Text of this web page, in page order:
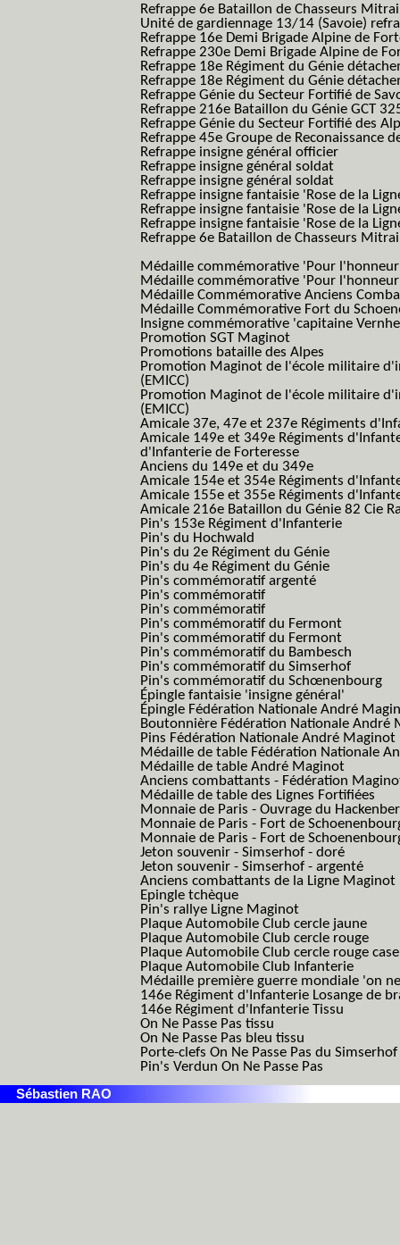
Refrappe 6e Bataillon de Chasseurs
Unité de gardiennage 13/14 (Savoie)
Refrappe 16e Demi Brigade Alpine de
Refrappe 230e Demi Brigade Alpine de
Refrappe 18e Régiment du Génie
Refrappe 18e Régiment du Génie
Refrappe Génie du Secteur Fortifié de
Refrappe 216e Bataillon du Génie GCT
Refrappe Génie du Secteur Fortifié des
Refrappe 45e Groupe de Reconaissance
Refrappe insigne général officier
Refrappe insigne général soldat
Refrappe insigne général soldat
Refrappe insigne fantaisie 'Rose de la
Refrappe insigne fantaisie 'Rose de la
Refrappe insigne fantaisie 'Rose de la
Refrappe 6e Bataillon de Chasseurs
Médaille commémorative 'Pour
Médaille commémorative 'Pour
Médaille Commémorative Anciens
Médaille Commémorative Fort du
Insigne commémorative 'capitaine
Promotion SGT Maginot
Promotions bataille des Alpes
Promotion Maginot de l'école militaire
(EMICC)
Promotion Maginot de l'école militaire
(EMICC)
Amicale 37e, 47e et 237e Régiments
Amicale 149e et 349e Régiments
d'Infanterie de Forteresse
Anciens du 149e et du 349e
Amicale 154e et 354e Régiments
Amicale 155e et 355e Régiments
Amicale 216e Bataillon du Génie 82 Cie
Pin's 153e Régiment d'Infanterie
Pin's du Hochwald
Pin's du 2e Régiment du Génie
Pin's du 4e Régiment du Génie
Pin's commémoratif argenté
Pin's commémoratif
Pin's commémoratif
Pin's commémoratif du Fermont
Pin's commémoratif du Fermont
Pin's commémoratif du Bambesch
Pin's commémoratif du Simserhof
Pin's commémoratif du Schœnenbourg
Épingle fantaisie 'insigne général'
Épingle Fédération Nationale André
Boutonnière Fédération Nationale André
Pins Fédération Nationale André Maginot
Médaille de table Fédération Nationale
Médaille de table André Maginot
Anciens combattants - Fédération
Médaille de table des Lignes Fortifiées
Monnaie de Paris - Ouvrage du
Monnaie de Paris - Fort de
Monnaie de Paris - Fort de
Jeton souvenir - Simserhof - doré
Jeton souvenir - Simserhof - argenté
Anciens combattants de la Ligne Maginot
Epingle tchèque
Pin's rallye Ligne Maginot
Plaque Automobile Club cercle jaune
Plaque Automobile Club cercle rouge
Plaque Automobile Club cercle rouge
Plaque Automobile Club Infanterie
Médaille première guerre mondiale 'on
146e Régiment d'Infanterie Losange de
146e Régiment d'Infanterie Tissu
On Ne Passe Pas tissu
On Ne Passe Pas bleu tissu
Porte-clefs On Ne Passe Pas du Simserhof
Pin's Verdun On Ne Passe Pas
Sébastien RAO